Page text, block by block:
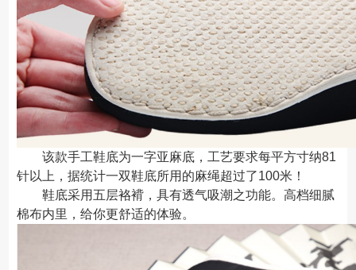
该款手工鞋底为一字亚麻底，工艺要求每平方寸纳81
针以上，据统计一双鞋底所用的麻绳超过了100米！
鞋底采用五层袼褙，具有透气吸潮之功能。高档细腻
棉布内里，给你更舒适的体验。